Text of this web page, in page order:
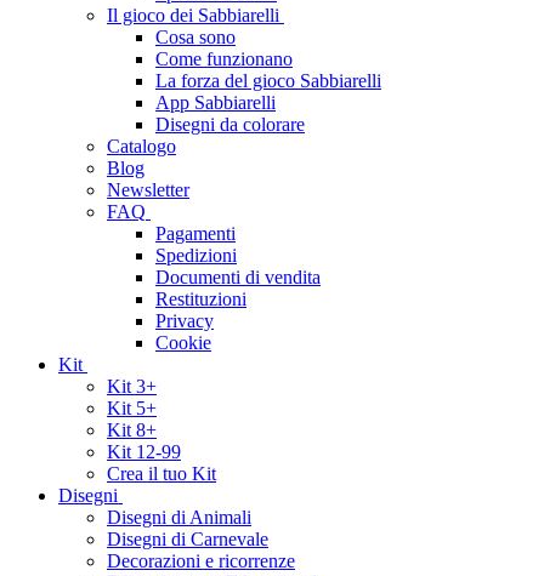
Il gioco dei Sabbiarelli
Cosa sono
Come funzionano
La forza del gioco Sabbiarelli
App Sabbiarelli
Disegni da colorare
Catalogo
Blog
Newsletter
FAQ
Pagamenti
Spedizioni
Documenti di vendita
Restituzioni
Privacy
Cookie
Kit
Kit 3+
Kit 5+
Kit 8+
Kit 12-99
Crea il tuo Kit
Disegni
Disegni di Animali
Disegni di Carnevale
Decorazioni e ricorrenze